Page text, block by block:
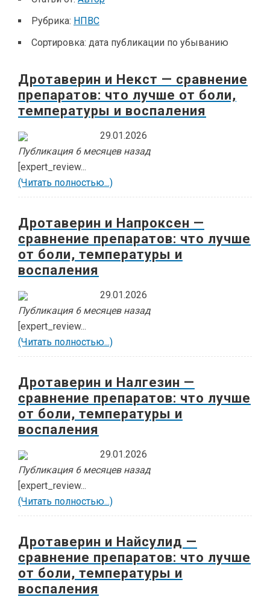
Рубрика: НПВС
Сортировка: дата публикации по убыванию
Дротаверин и Некст — сравнение
препаратов: что лучше от боли,
температуры и воспаления
29.01.2026
Публикация 6 месяцев назад
[expert_review...
(Читать полностью...)
Дротаверин и Напроксен —
сравнение препаратов: что лучше
от боли, температуры и
воспаления
29.01.2026
Публикация 6 месяцев назад
[expert_review...
(Читать полностью...)
Дротаверин и Налгезин —
сравнение препаратов: что лучше
от боли, температуры и
воспаления
29.01.2026
Публикация 6 месяцев назад
[expert_review...
(Читать полностью...)
Дротаверин и Найсулид —
сравнение препаратов: что лучше
от боли, температуры и
воспаления